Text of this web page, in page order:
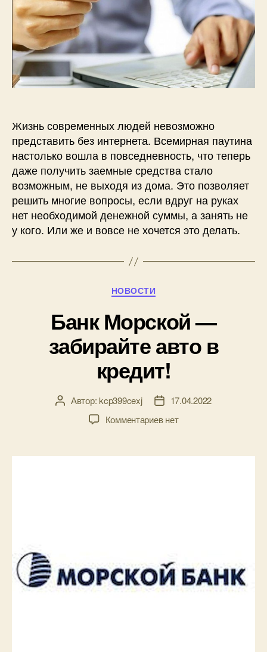
Жизнь современных людей невозможно
представить без интернета. Всемирная паутина
настолько вошла в повседневность, что теперь
даже получить заемные средства стало
возможным, не выходя из дома. Это позволяет
решить многие вопросы, если вдруг на руках
нет необходимой денежной суммы, а занять не
у кого. Или же и вовсе не хочется это делать.
Рубрики
НОВОСТИ
Банк Морской —
забирайте авто в
кредит!
АвторАвтор: kcp399cexj
Дата17.04.2022
Комментариевк
Морской
нет